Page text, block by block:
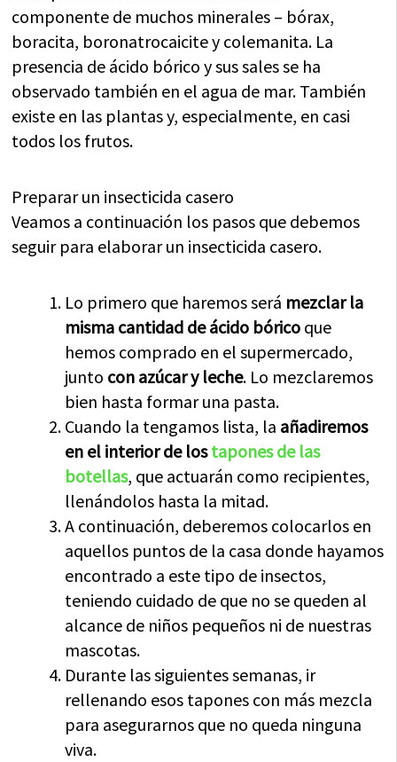
componente de muchos minerales – bórax,
boracita, boronatrocaicite y colemanita. La
presencia de ácido bórico y sus sales se ha
observado también en el agua de mar. También
existe en las plantas y, especialmente, en casi
todos los frutos.
Preparar un insecticida casero
Veamos a continuación los pasos que debemos
seguir para elaborar un insecticida casero.
Lo primero que haremos será mezclar la
misma cantidad de ácido bórico que
hemos comprado en el supermercado,
junto con azúcar y leche. Lo mezclaremos
bien hasta formar una pasta.
Cuando la tengamos lista, la añadiremos
en el interior de lostapones de las
botellas, que actuarán como recipientes,
llenándolos hasta la mitad.
A continuación, deberemos colocarlos en
aquellos puntos de la casa donde hayamos
encontrado a este tipo de insectos,
teniendo cuidado de que no se queden al
alcance de niños pequeños ni de nuestras
mascotas.
Durante las siguientes semanas, ir
rellenando esos tapones con más mezcla
para asegurarnos que no queda ninguna
viva.